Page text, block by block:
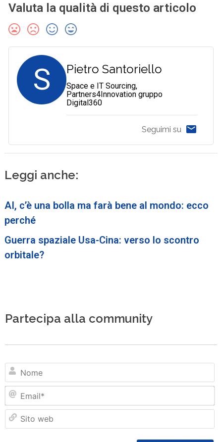
Valuta la qualità di questo articolo
S Pietro Santoriello
Space e IT Sourcing,
Partners4Innovation gruppo
Digital360
Seguimi su
Leggi anche:
AI, c’è una bolla ma farà bene al mondo: ecco
perché
Guerra spaziale Usa-Cina: verso lo scontro
orbitale?
Partecipa alla community